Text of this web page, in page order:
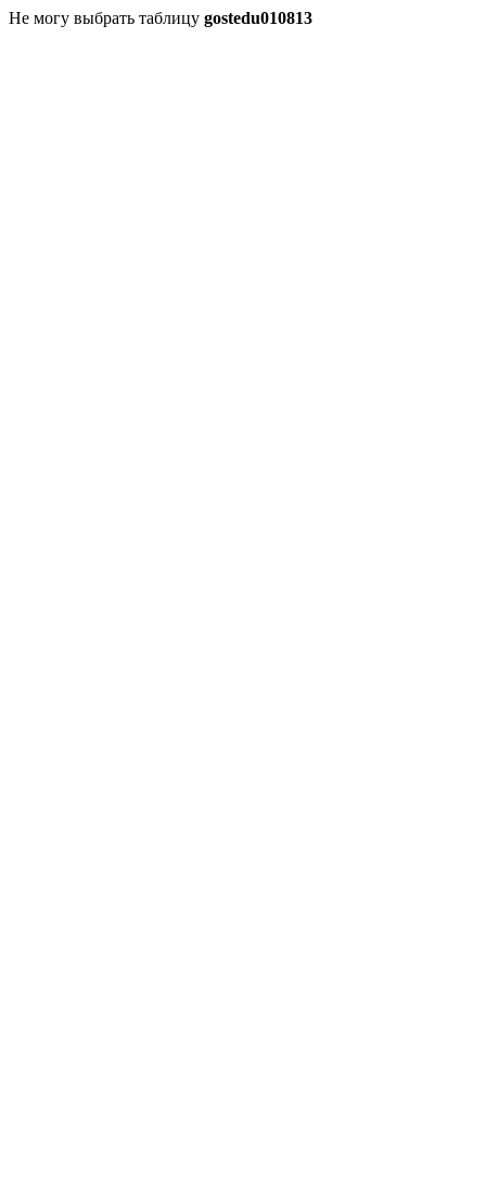
Не могу выбрать таблицу gostedu010813